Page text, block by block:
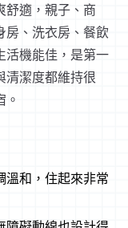
舒適，親子、商
房、洗衣房、餐飲
活機能佳，是第一
清潔度都維持很
。
溫和，住起來非常